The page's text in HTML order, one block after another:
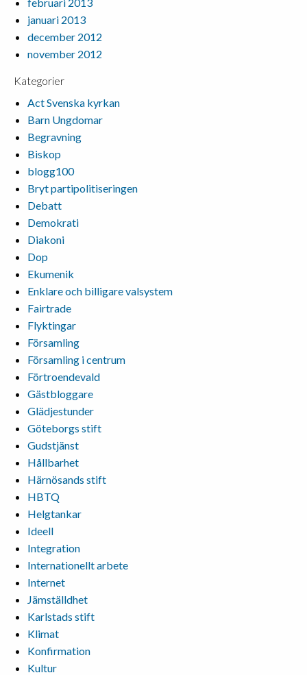
januari 2013
december 2012
november 2012
Kategorier
Act Svenska kyrkan
Barn Ungdomar
Begravning
Biskop
blogg100
Bryt partipolitiseringen
Debatt
Demokrati
Diakoni
Dop
Ekumenik
Enklare och billigare valsystem
Fairtrade
Flyktingar
Församling
Församling i centrum
Förtroendevald
Gästbloggare
Glädjestunder
Göteborgs stift
Gudstjänst
Hållbarhet
Härnösands stift
HBTQ
Helgtankar
Ideell
Integration
Internationellt arbete
Internet
Jämställdhet
Karlstads stift
Klimat
Konfirmation
Kultur